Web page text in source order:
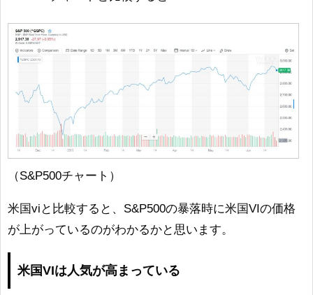
（S&P500チャート）
米国viと比較すると、S&P500の暴落時に米国VIの価格
が上がっているのがわかるかと思います。
米国VIは人気が高まっている